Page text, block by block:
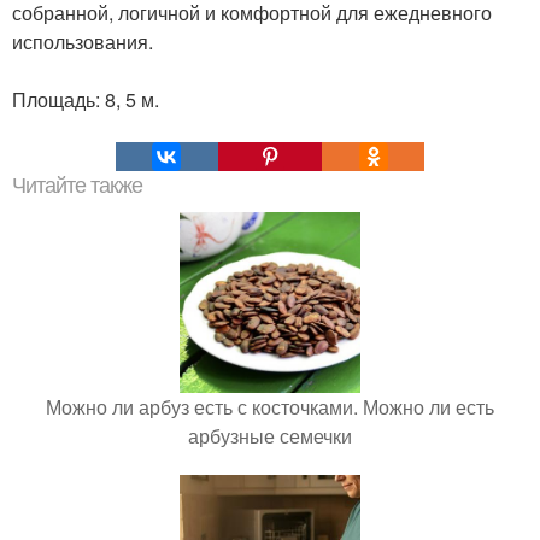
собранной, логичной и комфортной для ежедневного
использования.
Площадь: 8, 5 м.
Читайте также
Можно ли арбуз есть с косточками. Можно ли есть
арбузные семечки